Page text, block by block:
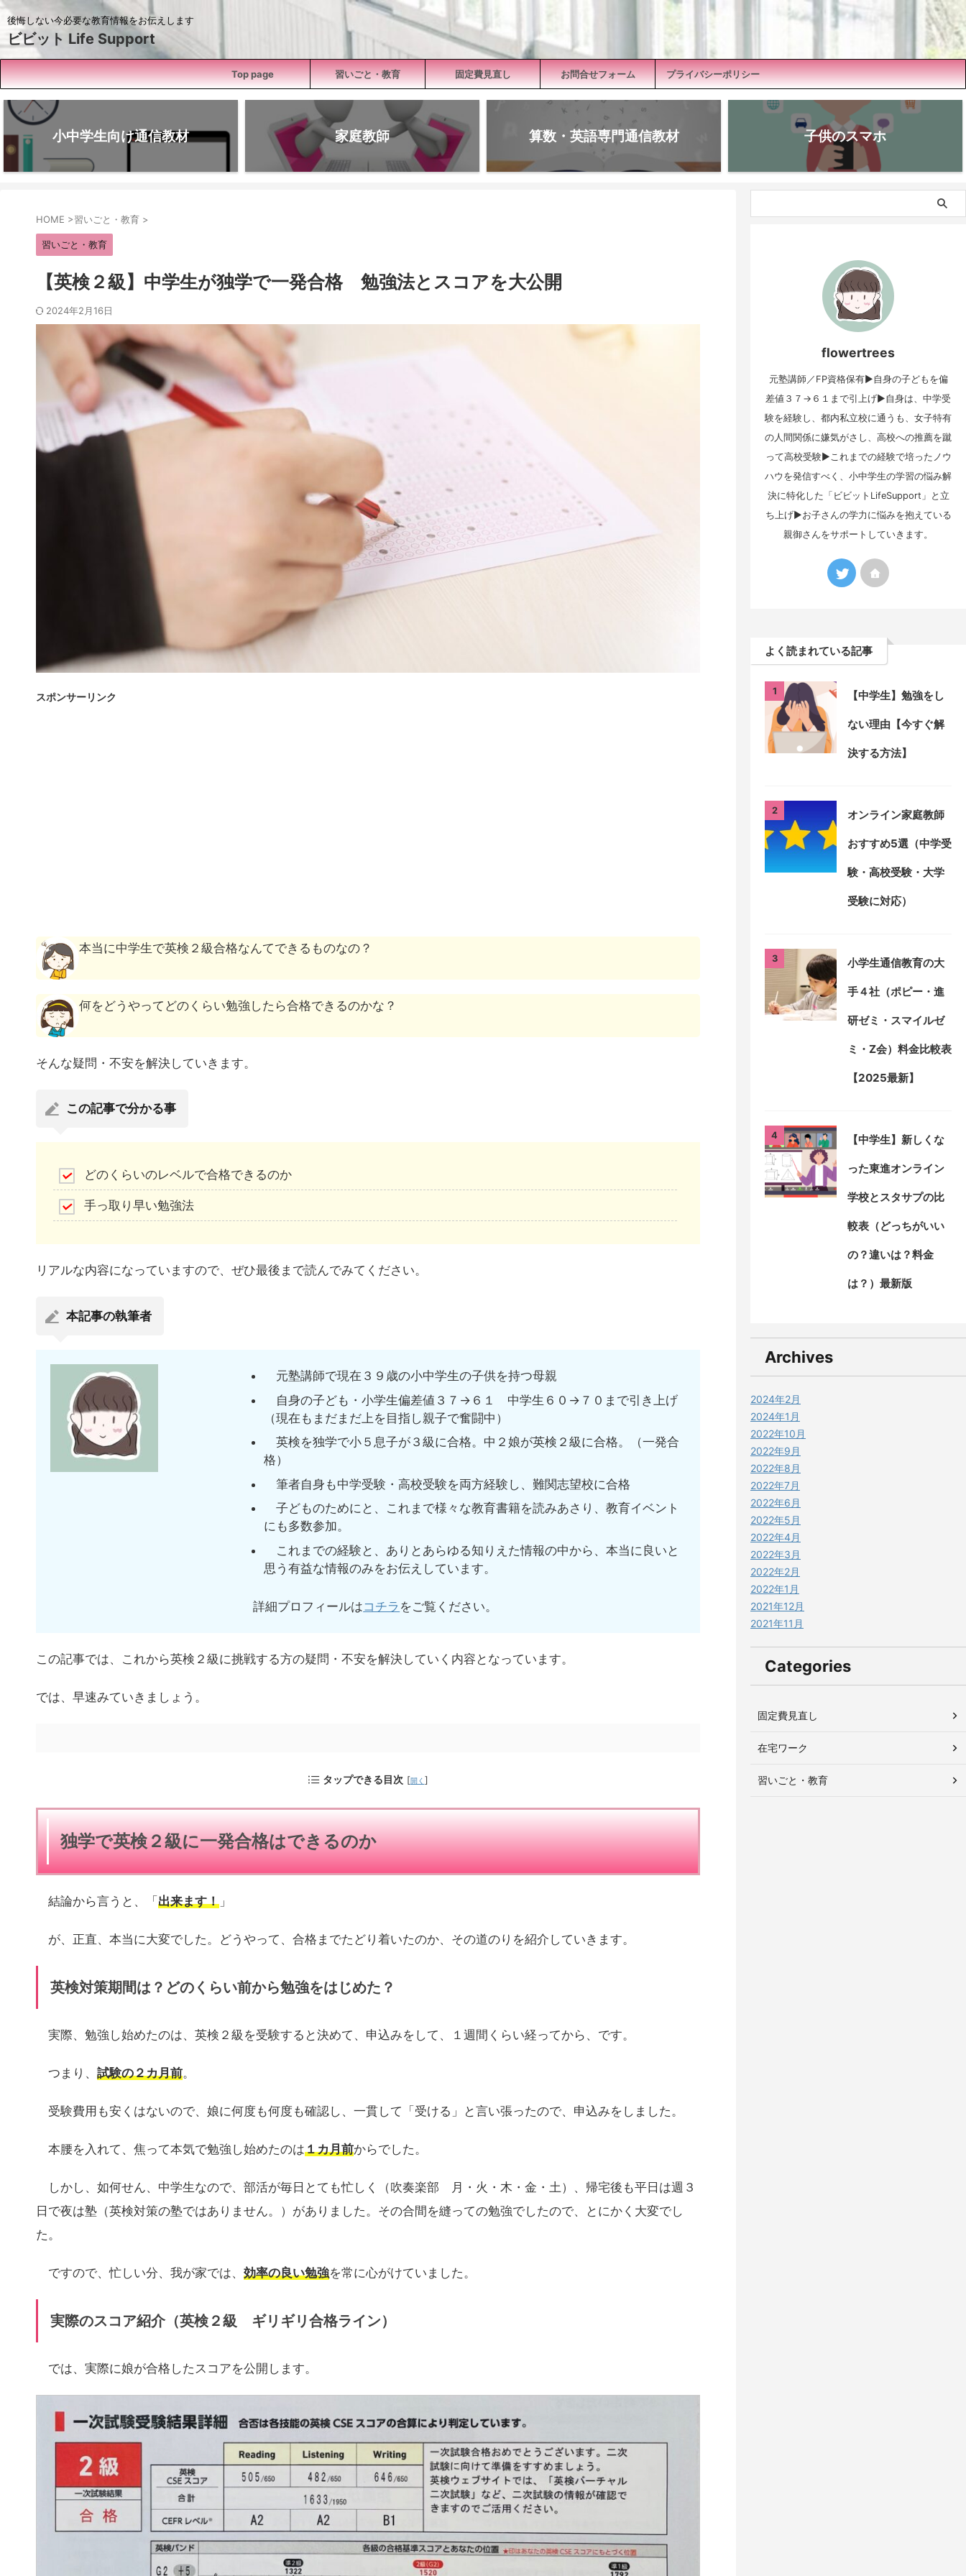
後悔しない今必要な教育情報をお伝えします
ビビット Life Support
Top page 習いごと・教育 固定費見直し お問合せフォーム プライバシーポリシー
小中学生向け通信教材 家庭教師 算数・英語専門通信教材 子供のスマホ
HOME >習いごと・教育 >
習いごと・教育
【英検２級】中学生が独学で一発合格 勉強法とスコアを大公開
2024年2月16日
スポンサーリンク
本当に中学生で英検２級合格なんてできるものなの？
何をどうやってどのくらい勉強したら合格できるのかな？
そんな疑問・不安を解決していきます。
この記事で分かる事
どのくらいのレベルで合格できるのか
手っ取り早い勉強法
リアルな内容になっていますので、ぜひ最後まで読んでみてください。
本記事の執筆者
元塾講師で現在３９歳の小中学生の子供を持つ母親
自身の子ども・小学生偏差値３７→６１ 中学生６０→７０まで引き上げ
（現在もまだまだ上を目指し親子で奮闘中）
英検を独学で小５息子が３級に合格。中２娘が英検２級に合格。（一発合
格）
筆者自身も中学受験・高校受験を両方経験し、難関志望校に合格
子どものためにと、これまで様々な教育書籍を読みあさり、教育イベント
にも多数参加。
これまでの経験と、ありとあらゆる知りえた情報の中から、本当に良いと
思う有益な情報のみをお伝えしています。
詳細プロフィールはコチラ をご覧ください。
この記事では、これから英検２級に挑戦する方の疑問・不安を解決していく内容となっています。
では、早速みていきましょう。
タップできる目次 [開く ]
独学で英検２級に一発合格はできるのか
結論から言うと、「出来ます！ 」
が、正直、本当に大変でした。どうやって、合格までたどり着いたのか、その道のりを紹介していきます。
英検対策期間は？どのくらい前から勉強をはじめた？
実際、勉強し始めたのは、英検２級を受験すると決めて、申込みをして、１週間くらい経ってから、です。
つまり、 試験の２カ月前。
受験費用も安くはないので、娘に何度も何度も確認し、一貫して「受ける」と言い張ったので、申込みをしました。
本腰を入れて、焦って本気で勉強し始めたのは１カ月前からでした。
しかし、如何せん、中学生なので、部活が毎日とても忙しく（吹奏楽部 月・火・木・金・土）、帰宅後も平日は週３
日で夜は塾（英検対策の塾ではありません。）がありました。その合間を縫っての勉強でしたので、とにかく大変でし
た。
ですので、忙しい分、我が家では、 効率の良い勉強を常に心がけていました。
実際のスコア紹介（英検２級 ギリギリ合格ライン）
では、実際に娘が合格したスコアを公開します。
flowertrees
元塾講師／FP資格保有▶自身の子どもを偏
差値３７→６１まで引上げ▶自身は、中学受
験を経験し、都内私立校に通うも、女子特有
の人間関係に嫌気がさし、高校への推薦を蹴
って高校受験▶これまでの経験で培ったノウ
ハウを発信すべく、小中学生の学習の悩み解
決に特化した「ビビットLifeSupport」と立
ち上げ▶お子さんの学力に悩みを抱えている
親御さんをサポートしていきます。
よく読まれている記事
1 【中学生】勉強をし
ない理由【今すぐ解
決する方法】
2 オンライン家庭教師
おすすめ5選（中学受
験・高校受験・大学
受験に対応）
3 小学生通信教育の大
手４社（ポピー・進
研ゼミ・スマイルゼ
ミ・Z会）料金比較表
【2025最新】
4 【中学生】新しくな
った東進オンライン
学校とスタサプの比
較表（どっちがいい
の？違いは？料金
は？）最新版
Archives
2024年2月
2024年1月
2022年10月
2022年9月
2022年8月
2022年7月
2022年6月
2022年5月
2022年4月
2022年3月
2022年2月
2022年1月
2021年12月
2021年11月
Categories
固定費見直し
在宅ワーク
習いごと・教育